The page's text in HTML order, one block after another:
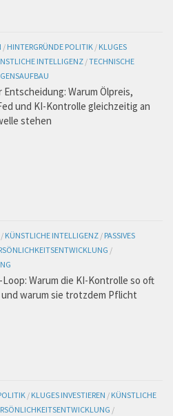
/ HINTERGRÜNDE POLITIK / KLUGES
INTELLIGENZ /TECHNISCHE
Entscheidung: Warum Ölpreis,
und KI-Kontrolle gleichzeitig an
stehen
/ KÜNSTLICHE INTELLIGENZ / PASSIVES
/
Warum die KI-Kontrolle so oft
und warum sie trotzdem Pflicht
/ KLUGES INVESTIEREN / KÜNSTLICHE
/